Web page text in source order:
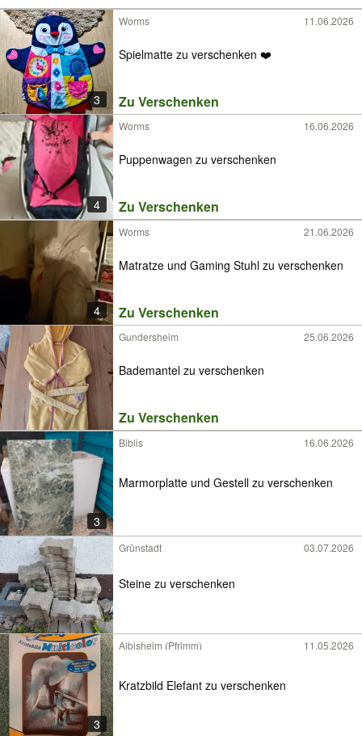
3
Worms 11.06.2026
Spielmatte zu verschenken ❤️
Zu Verschenken
4
Worms 16.06.2026
Puppenwagen zu verschenken
Zu Verschenken
4
Worms 21.06.2026
Matratze und Gaming Stuhl zu verschenken
Zu Verschenken
Gundersheim 25.06.2026
Bademantel zu verschenken
Zu Verschenken
3
Biblis 16.06.2026
Marmorplatte und Gestell zu verschenken
Grünstadt 03.07.2026
Steine zu verschenken
3
Albisheim (Pfrimm) 11.05.2026
Kratzbild Elefant zu verschenken